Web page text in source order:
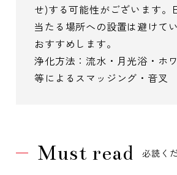
せ)する可能性がございます。
当たる場所への設置は避けて
おすすめします。
浄化方法：流水・月光浴・ホ
等によるスマッジング・音叉
Must read 必読く